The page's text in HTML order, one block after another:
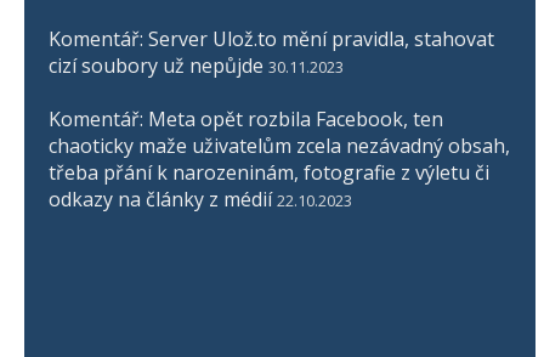
Komentář: Server Ulož.to mění pravidla, stahovat
cizí soubory už nepůjde 30.11.2023
Komentář: Meta opět rozbila Facebook, ten
chaoticky maže uživatelům zcela nezávadný obsah,
třeba přání k narozeninám, fotografie z výletu či
odkazy na články z médií 22.10.2023